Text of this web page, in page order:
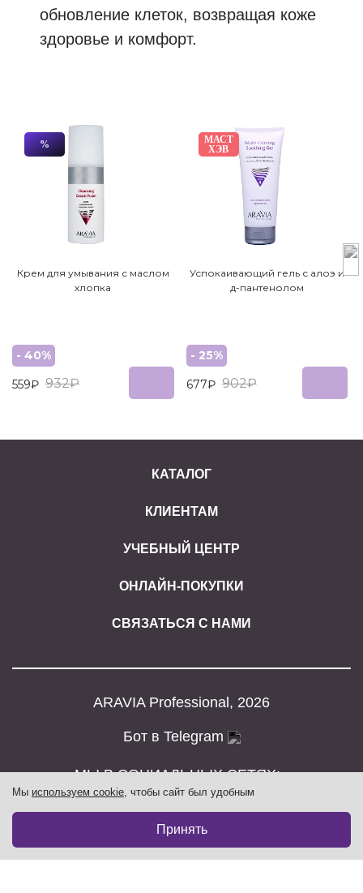
обновление клеток, возвращая коже
здоровье и комфорт.
%
Крем для умывания с маслом
хлопка
- 40%
559₽ 932₽
МАСТ
ХЭВ
Успокаивающий гель с алоэ и
д-пантенолом
- 25%
677₽ 902₽
КАТАЛОГ
КЛИЕНТАМ
УЧЕБНЫЙ ЦЕНТР
ОНЛАЙН-ПОКУПКИ
СВЯЗАТЬСЯ С НАМИ
ARAVIA Professional, 2026
Бот в Telegram
МЫ В СОЦИАЛЬНЫХ СЕТЯХ:
Мы используем cookie, чтобы сайт был удобным
Принять